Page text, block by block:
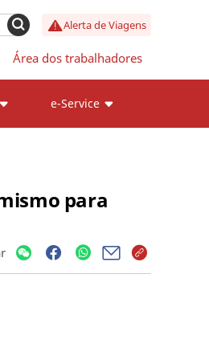
Alerta de Viagens
Área dos trabalhadores
e-Service
para